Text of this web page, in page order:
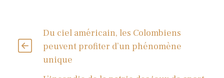
Du ciel américain, les Colombiens
peuvent profiter d’un phénomène
unique